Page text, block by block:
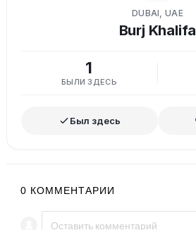
DUBAI, UAE
Burj Khalifa
1
БЫЛИ ЗДЕСЬ
Был здесь
0 КОММЕНТАРИИ